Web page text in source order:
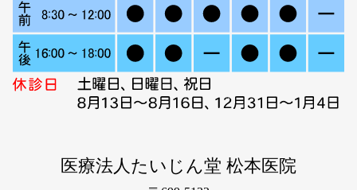
医療法人たいじん堂 松本医院